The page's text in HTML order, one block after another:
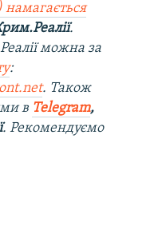
.
можна за
:
. Також
в Telegram,
. Рекомендуємо